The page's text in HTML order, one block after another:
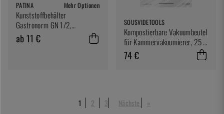
PATINA Mehr Optionen
Kunststoffbehälter
Gastronorm GN 1/2,
transparent - Patina
ab 11 €
SOUSVIDETOOLS
Kompostierbare Vakuumbeutel
für Kammervakuumierer, 25 x
25 cm, 200er-Pack -
SousVideTools
74 €
1 2 3 Nächste »